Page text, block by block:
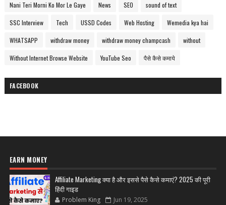
Nani Teri Morni Ko Mor Le Gaye News SEO sound of text
SSC Interview Tech USSD Codes Web Hosting Wemedia kya hai
WHATSAPP withdraw money withdraw money champcash without
Without Internet Browse Website YouTube Seo पैसे कैसे कमाये
FACEBOOK
EARN MONEY
Affiliate Marketing क्या है और इससे पैसे कैसे कमाएं? 2025 की पूरी
हिंदी गाइड
Problem King Jun 19, 2025